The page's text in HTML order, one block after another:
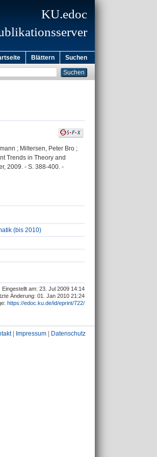
KU.edoc
Blättern Suchen
; Miltersen, Peter Bro ;
Trends in Theory and
2009. - S. 388-400. -
(bis 2010)
Eingestellt am: 23. Jul 2009 14:14
Änderung: 01. Jan 2010 21:24
https://edoc.ku.de/id/eprint/722/
| Impressum Datenschutz